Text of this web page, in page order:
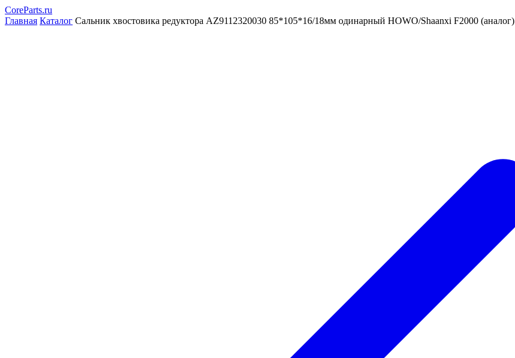
CoreParts.ru
Главная Каталог Сальник хвостовика редуктора AZ9112320030 85*105*16/18мм одинарный HOWO/Shaanxi F2000 (аналог)